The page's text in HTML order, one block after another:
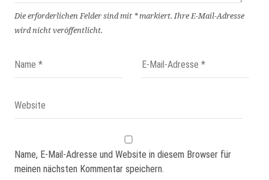
Die erforderlichen Felder sind mit *markiert.Ihre E-Mail-Adresse
wird nicht veröffentlicht.
Name, E-Mail-Adresse und Website in diesem Browser für
meinen nächsten Kommentar speichern.